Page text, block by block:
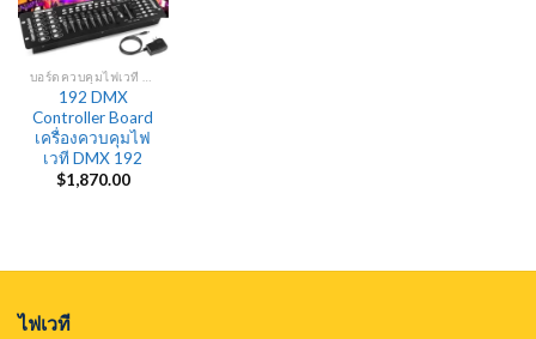
192 DMX
Controller Board
เครื่องควบคุมไฟ
เวที DMX 192
$1,870.00
ไฟเวที